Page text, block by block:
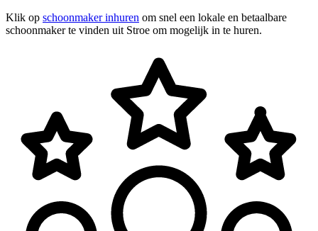
Klik op schoonmaker inhuren om snel een lokale en betaalbare
schoonmaker te vinden uit Stroe om mogelijk in te huren.